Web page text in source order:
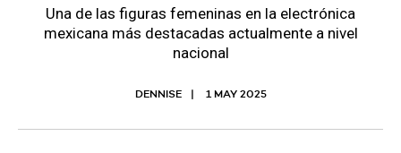
Una de las figuras femeninas en la electrónica
mexicana más destacadas actualmente a nivel
nacional
DENNISE 1 MAY 2025